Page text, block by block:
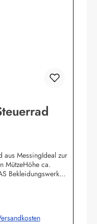
aus MessingIdeal zur
MützeHöhe ca.
Bekleidungswerk